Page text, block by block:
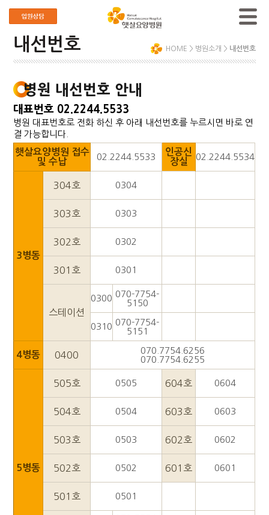
내선번호 HOME > 병원소개 > 내선번호
병원 내선번호 안내
대표번호 02.2244.5533
병원 대표번호로 전화 하신 후 아래 내선번호를 누르시면 바로 연
결 가능합니다.
햇살요양병원 접수
및 수납
02.2244.5533
인공신
장실
02.2244.5534
3병동
304호 0304
303호 0303
302호 0302
301호 0301
스테이션
0300 070-7754-
5150
0310 070-7754-
5151
4병동 0400
070.7754.6256
070.7754.6255
5병동
505호 0505 604호 0604
504호 0504 603호 0603
503호 0503 602호 0602
502호 0502 601호 0601
501호 0501